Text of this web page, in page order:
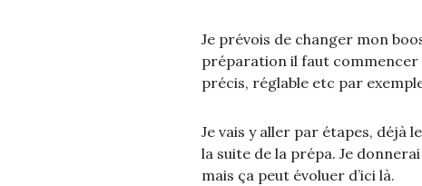
Je prévois de changer mon
préparation il faut commencer
précis, réglable etc par
Je vais y aller par étapes, déjà
la suite de la prépa. Je
mais ça peut évoluer d’ici là.